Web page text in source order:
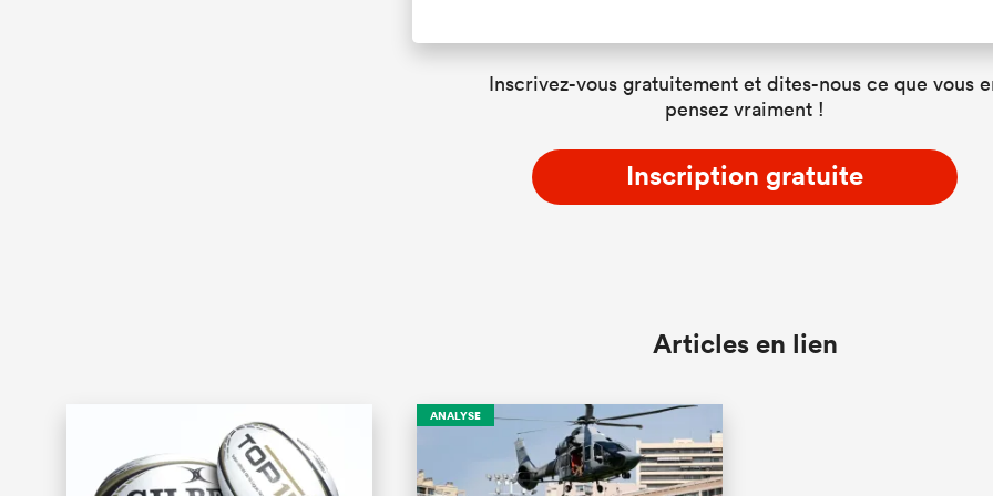
Inscrivez-vous gratuitement et dites-nous ce que vous
pensez vraiment !
Inscription gratuite
Articles en lien
ANALYSE